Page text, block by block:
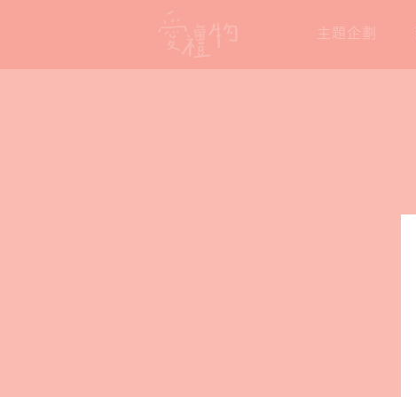
content
主題企劃